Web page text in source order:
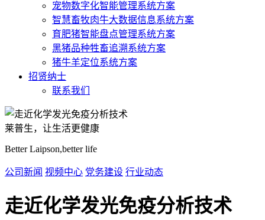
宠物数字化智能管理系统方案
智慧畜牧肉牛大数据信息系统方案
育肥猪智能盘点管理系统方案
黑猪品种牲畜追溯系统方案
猪牛羊定位系统方案
招贤纳士
联系我们
莱普生，让生活更健康
Better Laipson,better life
公司新闻 视频中心 党务建设 行业动态
走近化学发光免疫分析技术